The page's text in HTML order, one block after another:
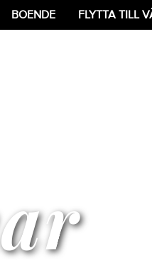
BOENDE FLYTTA TILL